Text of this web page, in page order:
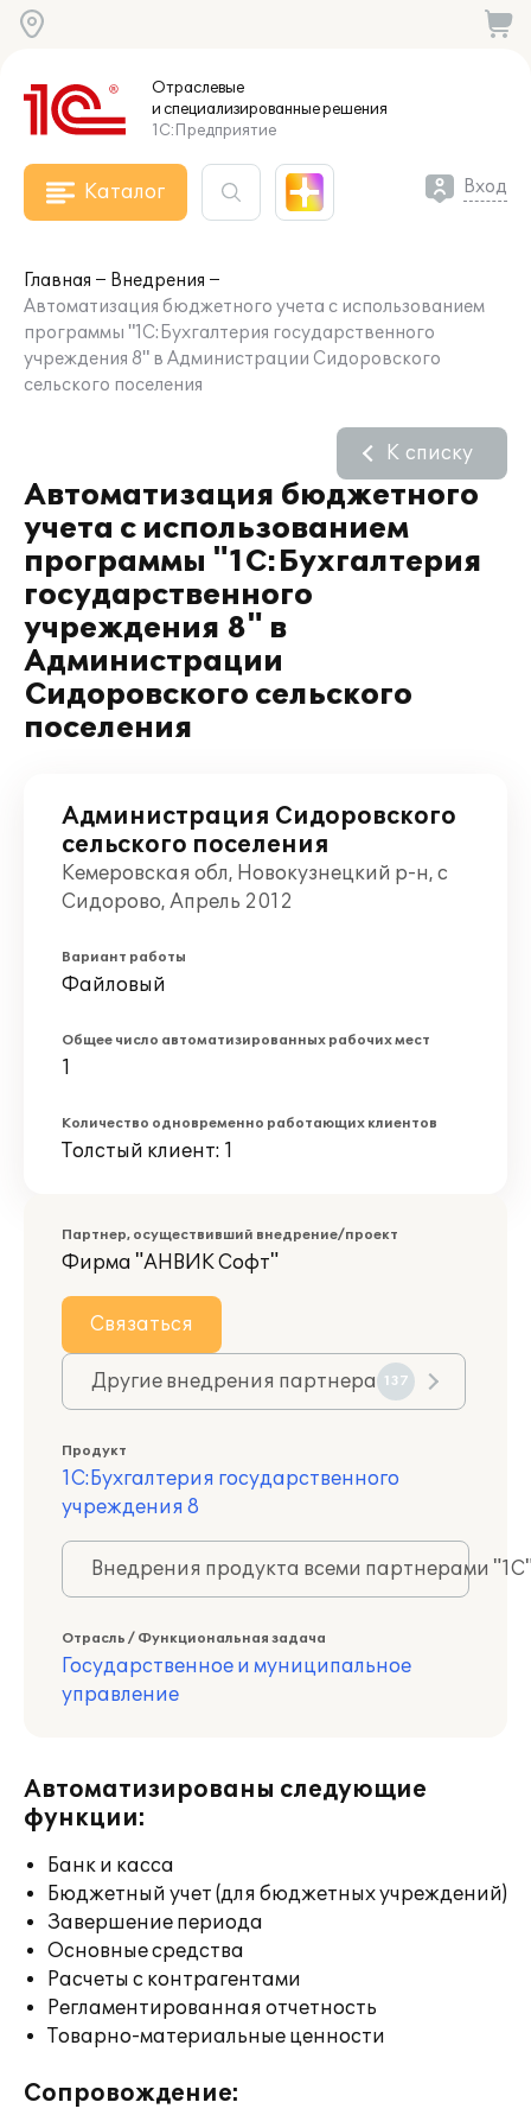
Отраслевые
и специализированныерешения
1С:Предприятие
Каталог Вход
Главная
Внедрения
Автоматизация бюджетного учета с использованием
программы "1С:Бухгалтерия государственного
учреждения 8" в Администрации Сидоровского
сельского поселения
Автоматизация бюджетного
учета с использованием
программы "1С:Бухгалтерия
государственного
учреждения 8" в
Администрации
Сидоровского сельского
поселения
К списку
Администрация Сидоровского
сельского поселения
Кемеровская обл, Новокузнецкий р-н, с
Сидорово, Апрель 2012
Вариант работы
Файловый
Общее число автоматизированных рабочих мест
1
Количество одновременно работающих клиентов
Толстый клиент: 1
Партнер, осуществивший внедрение/проект
Фирма "АНВИК Софт"
Связаться
Другие внедрения партнера 137
Продукт
1С:Бухгалтерия государственного
учреждения 8
Внедрения продукта всеми партнерами
Отрасль / Функциональная задача
Государственное и муниципальное
управление
Автоматизированы следующие
функции:
Банк и касса
Бюджетный учет (для бюджетных учреждений)
Завершение периода
Основные средства
Расчеты с контрагентами
Регламентированная отчетность
Товарно-материальные ценности
Сопровождение: